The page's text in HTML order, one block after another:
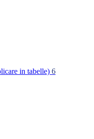
in tabelle) 6